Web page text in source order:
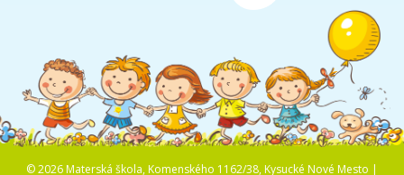
© 2026 Materská škola, Komenského 1162/38, Kysucké Nové Mesto |